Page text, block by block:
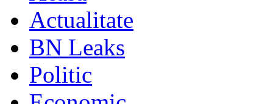
Actualitate
BN Leaks
Politic